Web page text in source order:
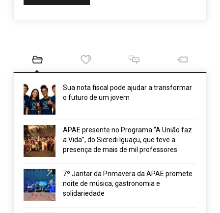
Sua nota fiscal pode ajudar a transformar
o futuro de um jovem
APAE presente no Programa “A União faz
a Vida”, do Sicredi Iguaçu, que teve a
presença de mais de mil professores
7º Jantar da Primavera da APAE promete
noite de música, gastronomia e
solidariedade